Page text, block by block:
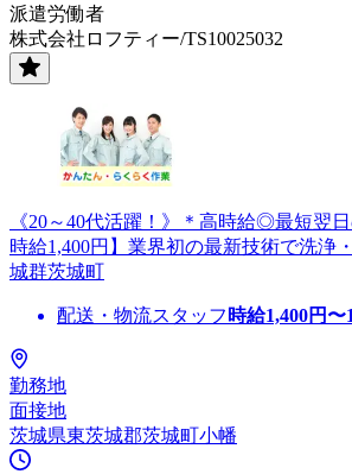
派遣労働者
株式会社ロフティー/TS10025032
《20～40代活躍！》＊高時給◎最短翌
時給1,400円】業界初の最新技術で洗浄
城群茨城町
配送・物流スタッフ 時給1,400円〜
勤務地
面接地
茨城県東茨城郡茨城町小幡